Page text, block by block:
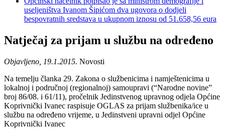
useljeništva Ivanom Šipićom dva ugovora o dodjeli
bespovratnih sredstava u ukupnom iznosu od 51.658,56 eura
Natječaj za prijam u službu na određeno
Objavljeno, 19.1.2015. Novosti
Na temelju članka 29. Zakona o službenicima i namještenicima u
lokalnoj i područnoj (regionalnoj) samoupravi (“Narodne novine”
broj 86/08. i 61/11), pročelnik Jedinstvenog upravnog odjela Općine
Koprivnički Ivanec raspisuje OGLAS za prijam službenika/ice u
službu na određeno vrijeme, u Jedinstveni upravni odjel Općine
Koprivnički Ivanec